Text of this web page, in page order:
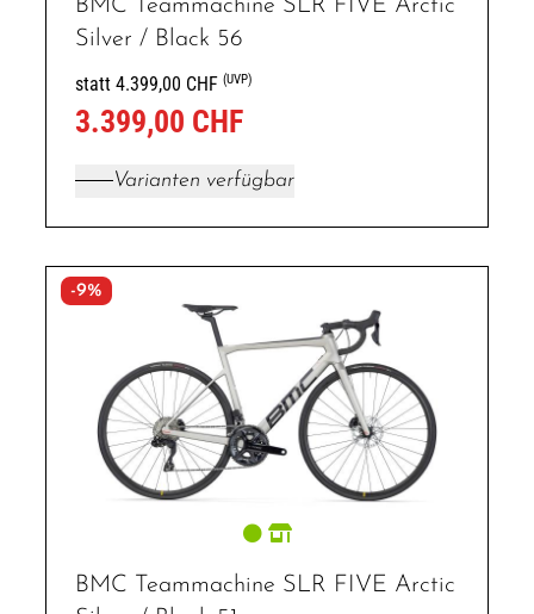
BMC Teammachine SLR FIVE Arctic
Silver / Black 56
statt 4.399,00 CHF(UVP)
3.399,00 CHF
Varianten verfügbar
-9%
BMC Teammachine SLR FIVE Arctic